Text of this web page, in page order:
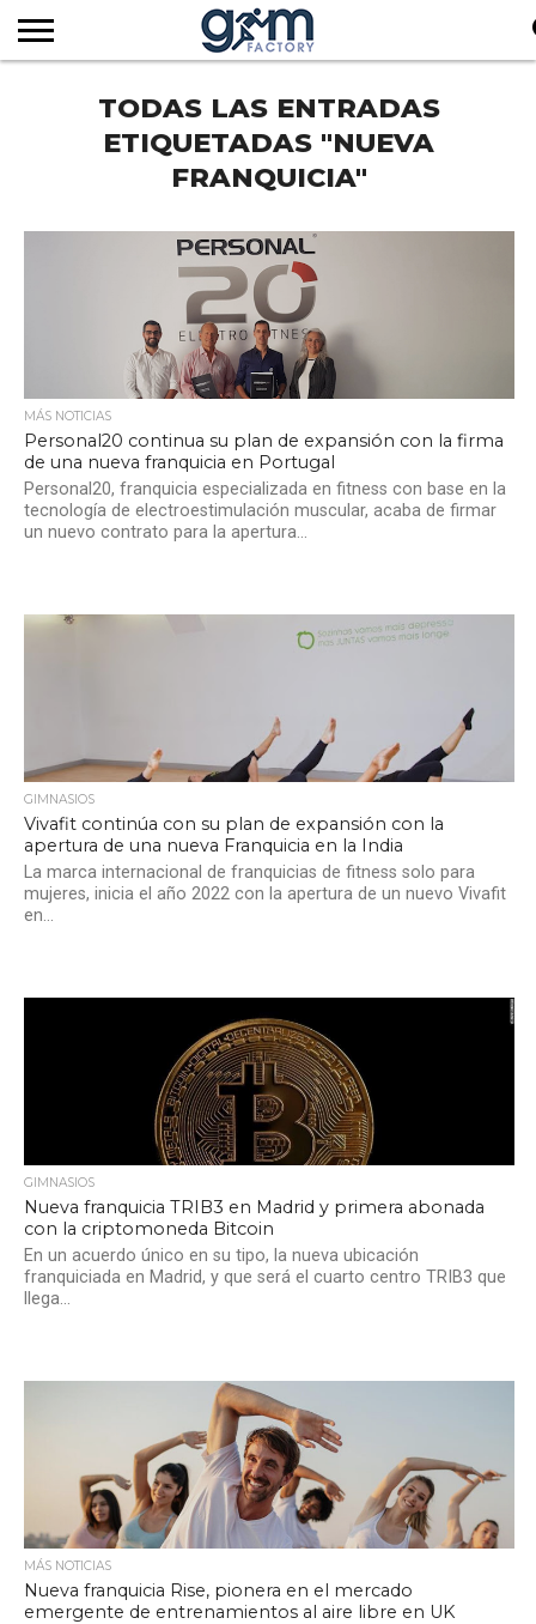
REVISTA
FACTORY
SOCIOS
EMPRESAS
SECTOR
SERVICIOS
AUDIOVISUALES
NOTICIAS
SUSCRIPCIÓN
TODAS LAS ENTRADAS
ETIQUETADAS "NUEVA
FRANQUICIA"
MÁS NOTICIAS
Personal20 continua su plan de expansión con la firma
de una nueva franquicia en Portugal
Personal20, franquicia especializada en fitness con base en la
tecnología de electroestimulación muscular, acaba de firmar
un nuevo contrato para la apertura...
GIMNASIOS
Vivafit continúa con su plan de expansión con la
apertura de una nueva Franquicia en la India
La marca internacional de franquicias de fitness solo para
mujeres, inicia el año 2022 con la apertura de un nuevo Vivafit
en...
GIMNASIOS
Nueva franquicia TRIB3 en Madrid y primera abonada
con la criptomoneda Bitcoin
En un acuerdo único en su tipo, la nueva ubicación
franquiciada en Madrid, y que será el cuarto centro TRIB3 que
llega...
MÁS NOTICIAS
Nueva franquicia Rise, pionera en el mercado
emergente de entrenamientos al aire libre en UK